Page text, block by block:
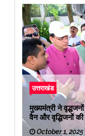
उत्तराखंड
मुख्यमंत्री ने
वैन और वृद्धिजनों
रवाना किया
October 1, 2025